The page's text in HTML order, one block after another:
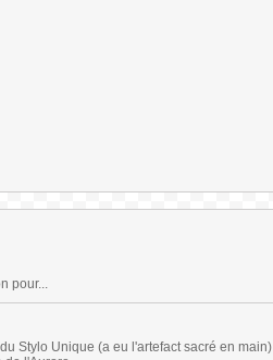
pour...
Stylo Unique (a eu l'artefact sacré en